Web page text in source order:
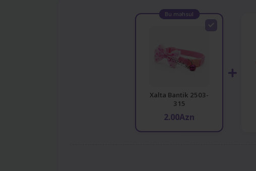
Bu məhsul
Xalta Bantik 2503-
315
2.00Azn